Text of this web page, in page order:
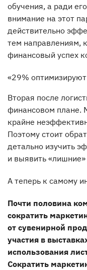
обучения, а ради
внимание на этот
действительно
тем направлениям,
финансовый успех
«29%
Вторая после
финансовом плане.
крайне
Поэтому стоит
детально изучить
и выявить
А теперь к самому
Почти половина
сократить
от сувенирной
участия в
использования
Сократить